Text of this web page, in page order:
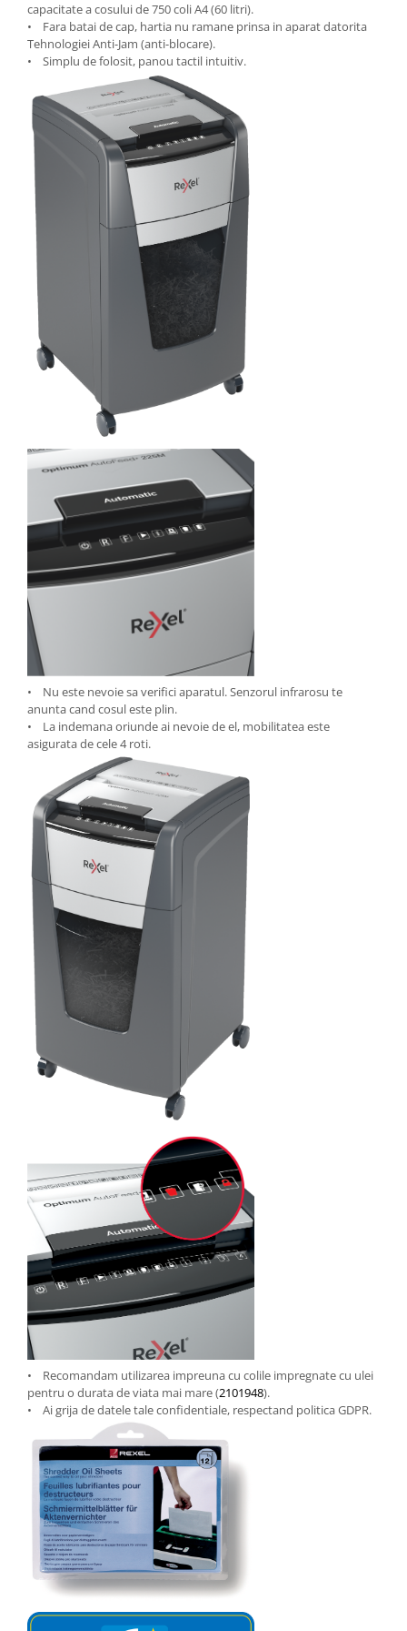
Seturi si scule de baza
Masurare si taiere
Lanterne, lampi si accesorii
Pentru masini, biciclete si prim
ajutor
Noutati si inovatii
Pachete Cadou Premium
Promotii si reduceri
capacitate a cosului de 750 coli A4 (60 litri).
• Fara batai de cap, hartia nu ramane prinsa in aparat datorita
Tehnologiei Anti-Jam (anti-blocare).
• Simplu de folosit, panou tactil intuitiv.
• Nu este nevoie sa verifici aparatul. Senzorul infrarosu te
anunta cand cosul este plin.
• La indemana oriunde ai nevoie de el, mobilitatea este
asigurata de cele 4 roti.
• Recomandam utilizarea impreuna cu colile impregnate cu ulei
pentru o durata de viata mai mare (2101948).
• Ai grija de datele tale confidentiale, respectand politica GDPR.